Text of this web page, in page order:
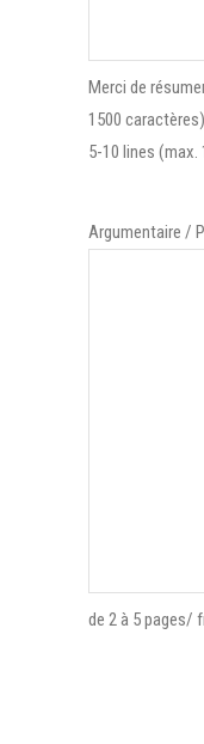
Merci de
1500
5-10 lines (max.
Argumentaire /
de 2 à 5 pages/